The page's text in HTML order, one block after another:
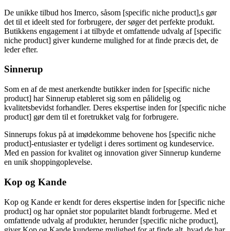
De unikke tilbud hos Imerco, såsom [specific niche product],s gør
det til et ideelt sted for forbrugere, der søger det perfekte produkt.
Butikkens engagement i at tilbyde et omfattende udvalg af [specific
niche product] giver kunderne mulighed for at finde præcis det, de
leder efter.
Sinnerup
Som en af de mest anerkendte butikker inden for [specific niche
product] har Sinnerup etableret sig som en pålidelig og
kvalitetsbevidst forhandler. Deres ekspertise inden for [specific niche
product] gør dem til et foretrukket valg for forbrugere.
Sinnerups fokus på at imødekomme behovene hos [specific niche
product]-entusiaster er tydeligt i deres sortiment og kundeservice.
Med en passion for kvalitet og innovation giver Sinnerup kunderne
en unik shoppingoplevelse.
Kop og Kande
Kop og Kande er kendt for deres ekspertise inden for [specific niche
product] og har opnået stor popularitet blandt forbrugerne. Med et
omfattende udvalg af produkter, herunder [specific niche product],